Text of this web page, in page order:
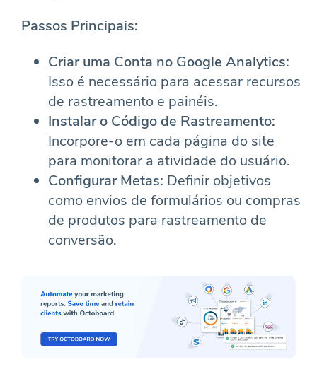
Passos Principais:
Criar uma Conta no Google Analytics:
Isso é necessário para acessar recursos
de rastreamento e painéis.
Instalar o Código de Rastreamento:
Incorpore-o em cada página do site
para monitorar a atividade do usuário.
Configurar Metas: Definir objetivos
como envios de formulários ou compras
de produtos para rastreamento de
conversão.